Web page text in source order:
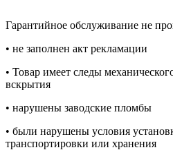
Гарантийное обслуживание не
• не заполнен акт рекламации
• Товар имеет следы
вскрытия
• нарушены заводские пломбы
• были нарушены условия
транспортировки или хранения